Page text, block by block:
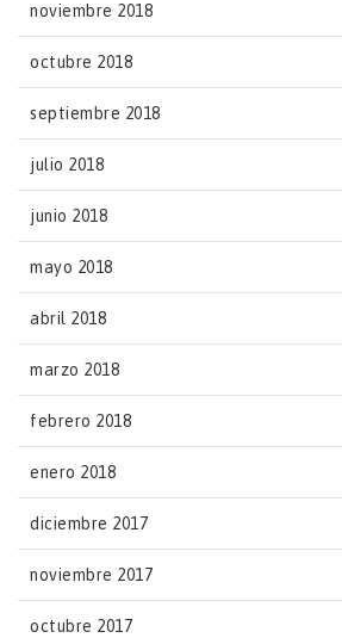
noviembre 2018
octubre 2018
septiembre 2018
julio 2018
junio 2018
mayo 2018
abril 2018
marzo 2018
febrero 2018
enero 2018
diciembre 2017
noviembre 2017
octubre 2017